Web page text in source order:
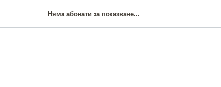
Няма абонати за показване...